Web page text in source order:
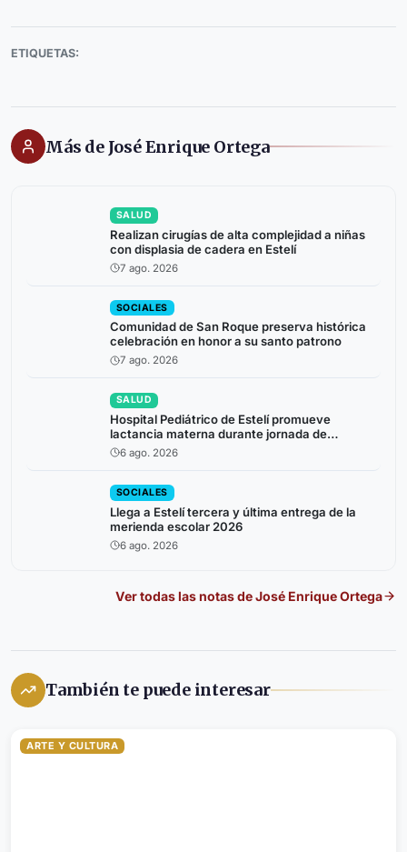
ETIQUETAS:
Más de José Enrique Ortega
SALUD
Realizan cirugías de alta complejidad a niñas
con displasia de cadera en Estelí
7 ago. 2026
SOCIALES
Comunidad de San Roque preserva histórica
celebración en honor a su santo patrono
7 ago. 2026
SALUD
Hospital Pediátrico de Estelí promueve
lactancia materna durante jornada de
atención a niños prematuros
6 ago. 2026
SOCIALES
Llega a Estelí tercera y última entrega de la
merienda escolar 2026
6 ago. 2026
Ver todas las notas deJosé Enrique Ortega
También te puede interesar
ARTE Y CULTURA